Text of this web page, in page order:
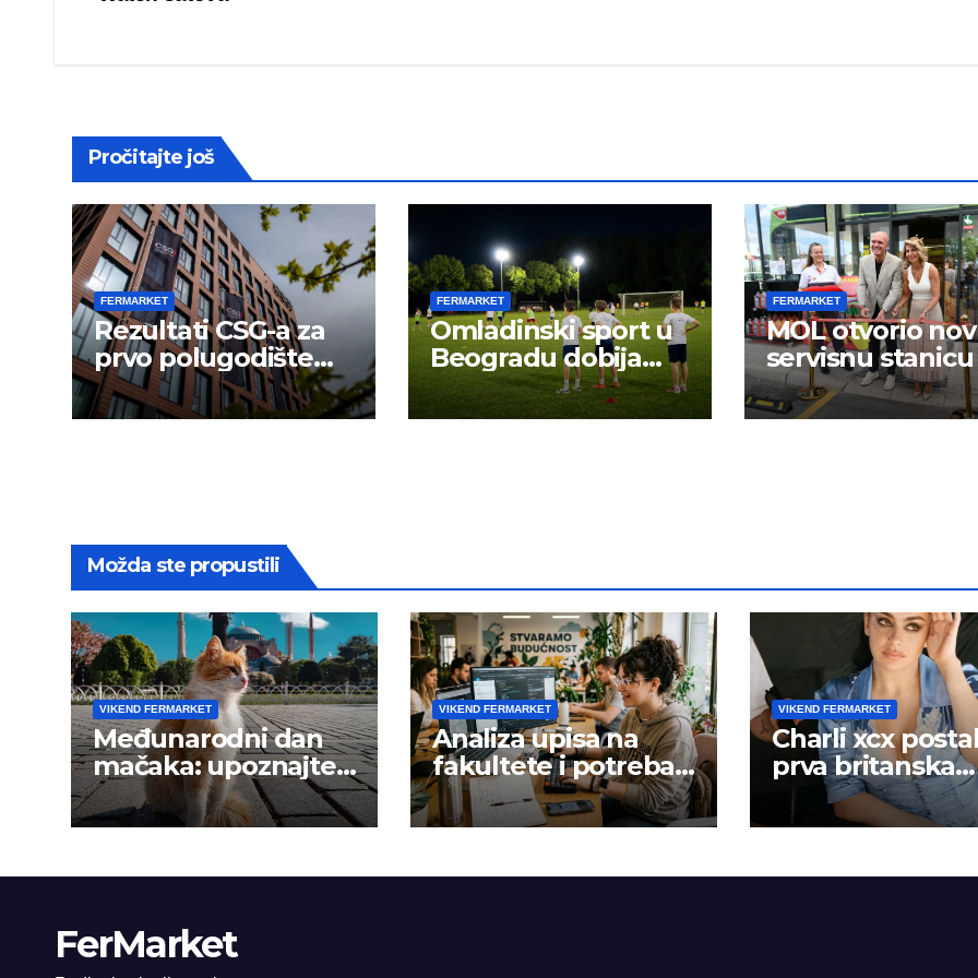
Pročitajte još
FERMARKET
Rezultati CSG-a za
prvo polugodište
2026.
FERMARKET
Omladinski sport u
Beogradu dobija
novu energiju:
FERMARKET
MOL otvorio
servisnu stanicu
Možda ste propustili
VIKEND FERMARKET
Međunarodni dan
mačaka: upoznajte
istanbulske mace
VIKEND FERMARKET
Analiza upisa na
fakultete i potreba
tržišta rada
VIKEND FERMARKET
Charli xcx
prva britanska
pevačica sa dva
albuma na
kalendarskoj
FerMarket